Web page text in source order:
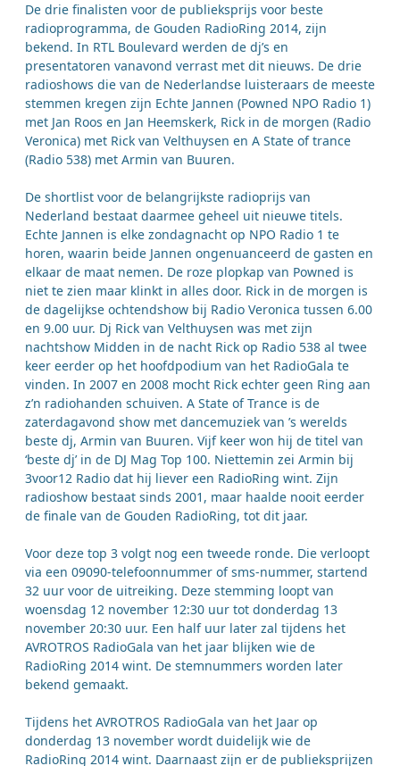
De drie finalisten voor de publieksprijs voor beste
radioprogramma, de Gouden RadioRing 2014, zijn
bekend. In RTL Boulevard werden de dj’s en
presentatoren vanavond verrast met dit nieuws. De drie
radioshows die van de Nederlandse luisteraars de meeste
stemmen kregen zijn Echte Jannen (Powned NPO Radio 1)
met Jan Roos en Jan Heemskerk, Rick in de morgen (Radio
Veronica) met Rick van Velthuysen en A State of trance
(Radio 538) met Armin van Buuren.
De shortlist voor de belangrijkste radioprijs van
Nederland bestaat daarmee geheel uit nieuwe titels.
Echte Jannen is elke zondagnacht op NPO Radio 1 te
horen, waarin beide Jannen ongenuanceerd de gasten en
elkaar de maat nemen. De roze plopkap van Powned is
niet te zien maar klinkt in alles door. Rick in de morgen is
de dagelijkse ochtendshow bij Radio Veronica tussen 6.00
en 9.00 uur. Dj Rick van Velthuysen was met zijn
nachtshow Midden in de nacht Rick op Radio 538 al twee
keer eerder op het hoofdpodium van het RadioGala te
vinden. In 2007 en 2008 mocht Rick echter geen Ring aan
z’n radiohanden schuiven. A State of Trance is de
zaterdagavond show met dancemuziek van ’s werelds
beste dj, Armin van Buuren. Vijf keer won hij de titel van
‘beste dj’ in de DJ Mag Top 100. Niettemin zei Armin bij
3voor12 Radio dat hij liever een RadioRing wint. Zijn
radioshow bestaat sinds 2001, maar haalde nooit eerder
de finale van de Gouden RadioRing, tot dit jaar.
Voor deze top 3 volgt nog een tweede ronde. Die verloopt
via een 09090-telefoonnummer of sms-nummer, startend
32 uur voor de uitreiking. Deze stemming loopt van
woensdag 12 november 12:30 uur tot donderdag 13
november 20:30 uur. Een half uur later zal tijdens het
AVROTROS RadioGala van het jaar blijken wie de
RadioRing 2014 wint. De stemnummers worden later
bekend gemaakt.
Tijdens het AVROTROS RadioGala van het Jaar op
donderdag 13 november wordt duidelijk wie de
RadioRing 2014 wint. Daarnaast zijn er de publieksprijzen